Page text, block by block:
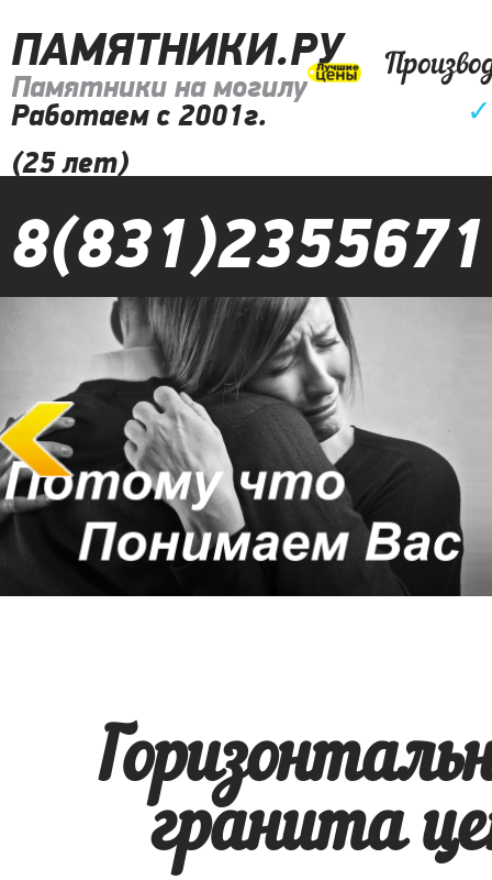
ПАМЯТНИКИ.РУ
Памятники на могилу
Работаем с 2001г.
(25 лет)
✓
8(831)2355671
гранита